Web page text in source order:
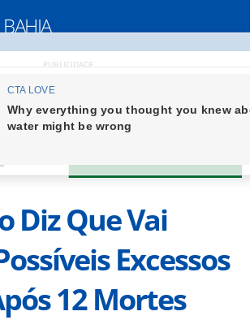
BAHIA
PUBLICIDADE
Diz Que Vai
Excessos
12 Mortes